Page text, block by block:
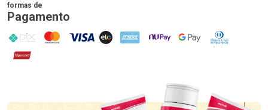
formas de
Pagamento
PIX MasterCard
VISA ELO AMEX NuPay Google PayDiners Club
Hipercard
Promoção em Destaque